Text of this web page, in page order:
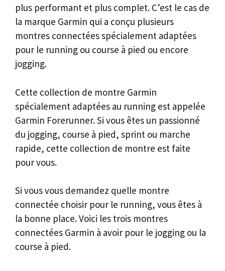
plus performant et plus complet. C’est le cas de
la marque Garmin qui a conçu plusieurs
montres connectées spécialement adaptées
pour le running ou course à pied ou encore
jogging.
Cette collection de montre Garmin
spécialement adaptées au running est appelée
Garmin Forerunner. Si vous êtes un passionné
du jogging, course à pied, sprint ou marche
rapide, cette collection de montre est faite
pour vous.
Si vous vous demandez quelle montre
connectée choisir pour le running, vous êtes à
la bonne place. Voici les trois montres
connectées Garmin à avoir pour le jogging ou la
course à pied.